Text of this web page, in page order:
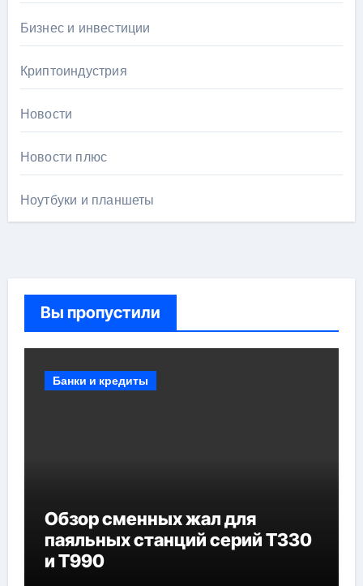
Бизнес и инвестиции
Криптоиндустрия
Новости
Новости плюс
Ноутбуки и планшеты
Вы пропустили
Банки и кредиты
Обзор сменных жал для
паяльных станций серий T330
и T990